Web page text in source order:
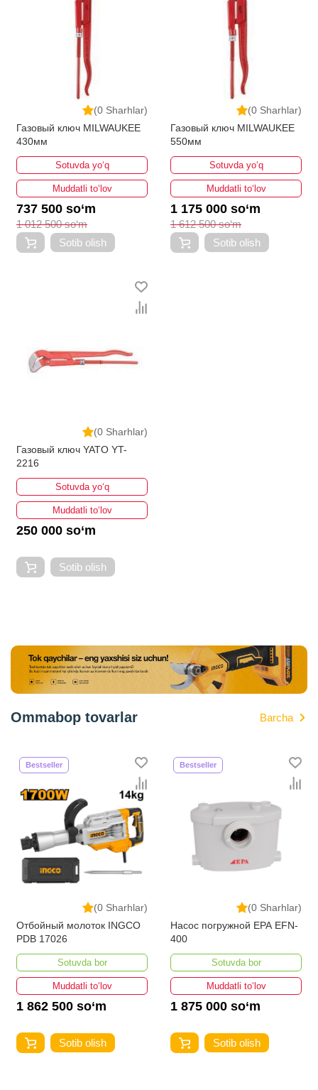
(0 Sharhlar)
Газовый ключ MILWAUKEE
430мм
Sotuvda yo‘q
Muddatli to‘lov
737 500 so‘m
1 012 500 so‘m
Sotib olish
(0 Sharhlar)
Газовый ключ MILWAUKEE
550мм
Sotuvda yo‘q
Muddatli to‘lov
1 175 000 so‘m
1 612 500 so‘m
Sotib olish
(0 Sharhlar)
Газовый ключ YATO YT-
2216
Sotuvda yo‘q
Muddatli to‘lov
250 000 so‘m
Sotib olish
Ommabop tovarlar Barcha
(0 Sharhlar)
Bestseller
Отбойный молоток INGCO
PDB 17026
Sotuvda bor
Muddatli to‘lov
1 862 500 so‘m
Sotib olish
(0 Sharhlar)
Bestseller
Насос погружной EPA EFN-
400
Sotuvda bor
Muddatli to‘lov
1 875 000 so‘m
Sotib olish